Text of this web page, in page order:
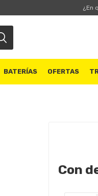
¿En
BATERÍAS OFERTAS
Con